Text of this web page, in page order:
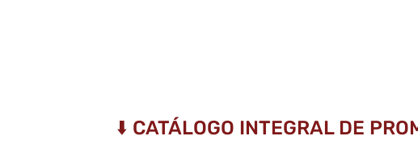
⬇️ CATÁLOGO INTEGRAL DE